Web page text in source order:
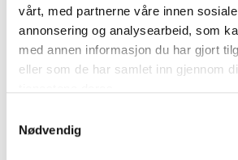
vårt, med partnerne våre innen
annonsering og analysearbeid, som
med annen informasjon du har gjort
eller som de har samlet inn gjennom
Nødvendig
Den nye generasjonen
mulig for husholdninger å
styre sitt eget
og i sanntid.
utgangspunktet for en ny